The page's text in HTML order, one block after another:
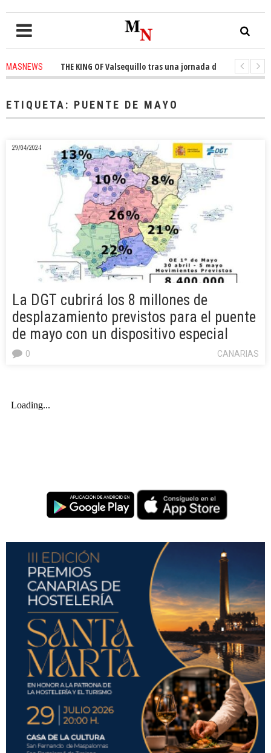
MASNEWS
de THE KING OF Valsequillo tras una jornada de baloncesto urbano
ETIQUETA: PUENTE DE MAYO
29/04/2024
La DGT cubrirá los 8 millones de
desplazamiento previstos para el puente
de mayo con un dispositivo especial
CANARIAS
0